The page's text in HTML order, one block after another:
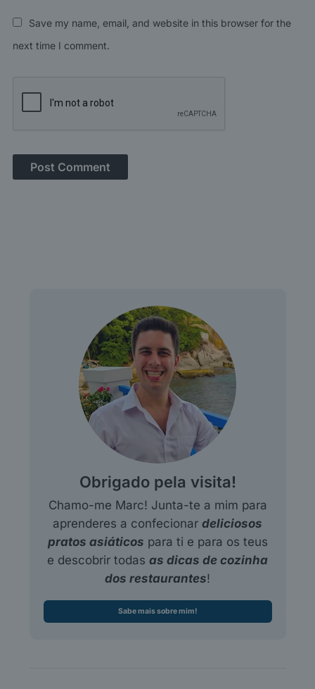
Save my name, email, and website in this browser for the
next time I comment.
Obrigado pela visita!
Chamo-me Marc! Junta-te a mim para
aprenderes a confecionar deliciosos
pratos asiáticos para ti e para os teus
e descobrir todas as dicas de cozinha
dos restaurantes!
Sabe mais sobre mim!